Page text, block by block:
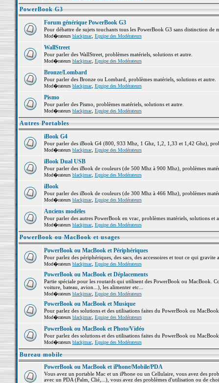
PowerBook G3
Forum générique PowerBook G3
Pour débattre de sujets touchants tous les PowerBook G3 sans distinction de
Mod�rateurs blackjmac, Equipe des Modérateurs
WallStreet
Pour parler des WallStreet, problèmes matériels, solutions et autre.
Mod�rateurs blackjmac, Equipe des Modérateurs
Bronze/Lombard
Pour parler des Bronze ou Lombard, problèmes matériels, solutions et autre.
Mod�rateurs blackjmac, Equipe des Modérateurs
Pismo
Pour parler des Pismo, problèmes matériels, solutions et autre.
Mod�rateurs blackjmac, Equipe des Modérateurs
Autres Portables
iBook G4
Pour parler des iBook G4 (800, 933 Mhz, 1 Ghz, 1,2, 1,33 et 1,42 Ghz),
Mod�rateurs blackjmac, Equipe des Modérateurs
iBook Dual USB
Pour parler des iBook de couleurs (de 500 Mhz à 900 Mhz), problèmes
Mod�rateurs blackjmac, Equipe des Modérateurs
iBook
Pour parler des iBook de couleurs (de 300 Mhz à 466 Mhz), problèmes
Mod�rateurs blackjmac, Equipe des Modérateurs
Anciens modèles
Pour parler des autres PowerBook en vrac, problèmes matériels, solutions et
Mod�rateurs blackjmac, Equipe des Modérateurs
PowerBook ou MacBook et usages
PowerBook ou MacBook et Périphériques
Pour parlez des périphériques, des sacs, des accessoires et tout ce qui
Mod�rateurs blackjmac, Equipe des Modérateurs
PowerBook ou MacBook et Déplacements
Partie spéciale pour les routards qui utilisent des PowerBook ou MacBook.
voiture, bateau, avion...), les alimenter etc...
Mod�rateurs blackjmac, Equipe des Modérateurs
PowerBook ou MacBook et Musique
Pour parlez des solutions et des utilisations faites du PowerBook ou
Mod�rateurs blackjmac, Equipe des Modérateurs
PowerBook ou MacBook et Photo/Vidéo
Pour parlez des solutions et des utilisations faites du PowerBook ou
Mod�rateurs blackjmac, Equipe des Modérateurs
Bureau mobile
PowerBook ou MacBook et iPhone/Mobile/PDA
Vous avez un portable Mac et un iPhone ou un Cellulaire, vous avez des
avec un PDA (Palm, Clié,...), vous avez des problèmes d'utilisation ou de